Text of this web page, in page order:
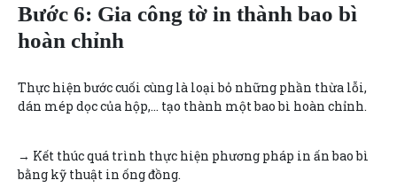
Bước 6: Gia công tờ in thành bao bì
hoàn chỉnh
Thực hiện bước cuối cùng là loại bỏ những phần thừa lỗi,
dán mép dọc của hộp,… tạo thành một bao bì hoàn chỉnh.
→ Kết thúc quá trình thực hiện phương pháp in ấn bao bì
bằng kỹ thuật in ống đồng.